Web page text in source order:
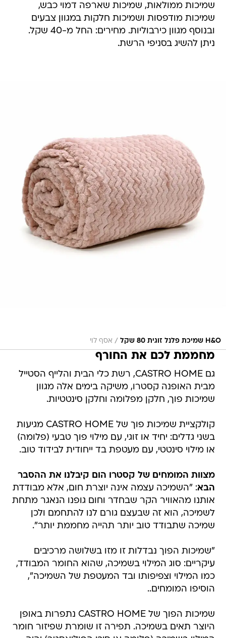
שמיכות ממולאות, שמיכות שארפה דמוי כבש,
שמיכות מודפסות ושמיכות חלקות במגוון צבעים
ובנוסף מגוון כירבוליות. מחירים: החל מ-40 שקל.
ניתן להשיג בסניפי הרשת.
H&O שמיכת פלנל זוגית 80 שקל / אסף לוי
מחממת לכם את החורף
גם CASTRO HOME, רשת כלי הבית והלייף הסטייל
מבית האופנה קסטרו, משיקה בימים אלה מגוון
שמיכות פוך, חלקן מפלומה וחלקן סינטטיות.
קולקציית שמיכות פוך של CASTRO HOME מגיעות
בשני גדלים: יחיד או זוגי, עם מילוי פוך טבעי (פלומה)
או מילוי סינטטי, עם מעטפת בד ייחודית לבידוד טוב.
מצוות המומחים של קסטרו הום קיבלנו את ההסבר
הבא: "השמיכה עצמה אינה יוצרת חום, אלא מבודדת
אותנו מהאוויר הקר שבחדר וחום גופנו הנאגר מתחת
לשמיכה, הוא זה שבעצם גורם לנו להתחמם ולכן
שמיכה שתבודד טוב יותר תהייה מחממת יותר".
"שמיכות הפוך נבדלות זו מזו בשלושה מרכיבים
עיקריים: סוג המילוי בשמיכה, שהוא החומר המבודד,
כמו המילוי וצפיפותו ובד המעטפת של השמיכה",
הוסיפו המומחים..
שמיכות הפוך של CASTRO HOME נתפרות באופן
היוצר תאים בשמיכה. תפירה זו שומרת שפיזור חומר